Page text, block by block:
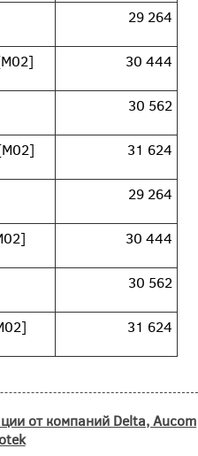
29 264
30 444
30 562
31 624
29 264
30 444
30 562
31 624
от компаний Delta, Aucom